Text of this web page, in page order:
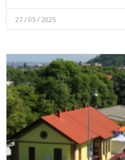
27 / 05 / 2025